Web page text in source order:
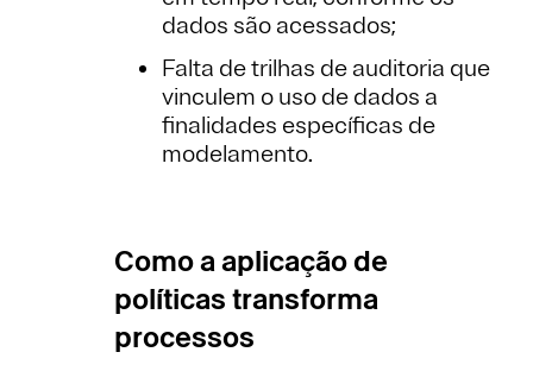
dados são acessados;
Falta de trilhas de auditoria que
vinculem o uso de dados a
finalidades específicas de
modelamento.
Como a aplicação de
políticas transforma
processos